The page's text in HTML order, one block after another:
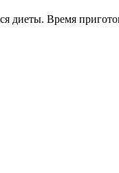
диеты. Время